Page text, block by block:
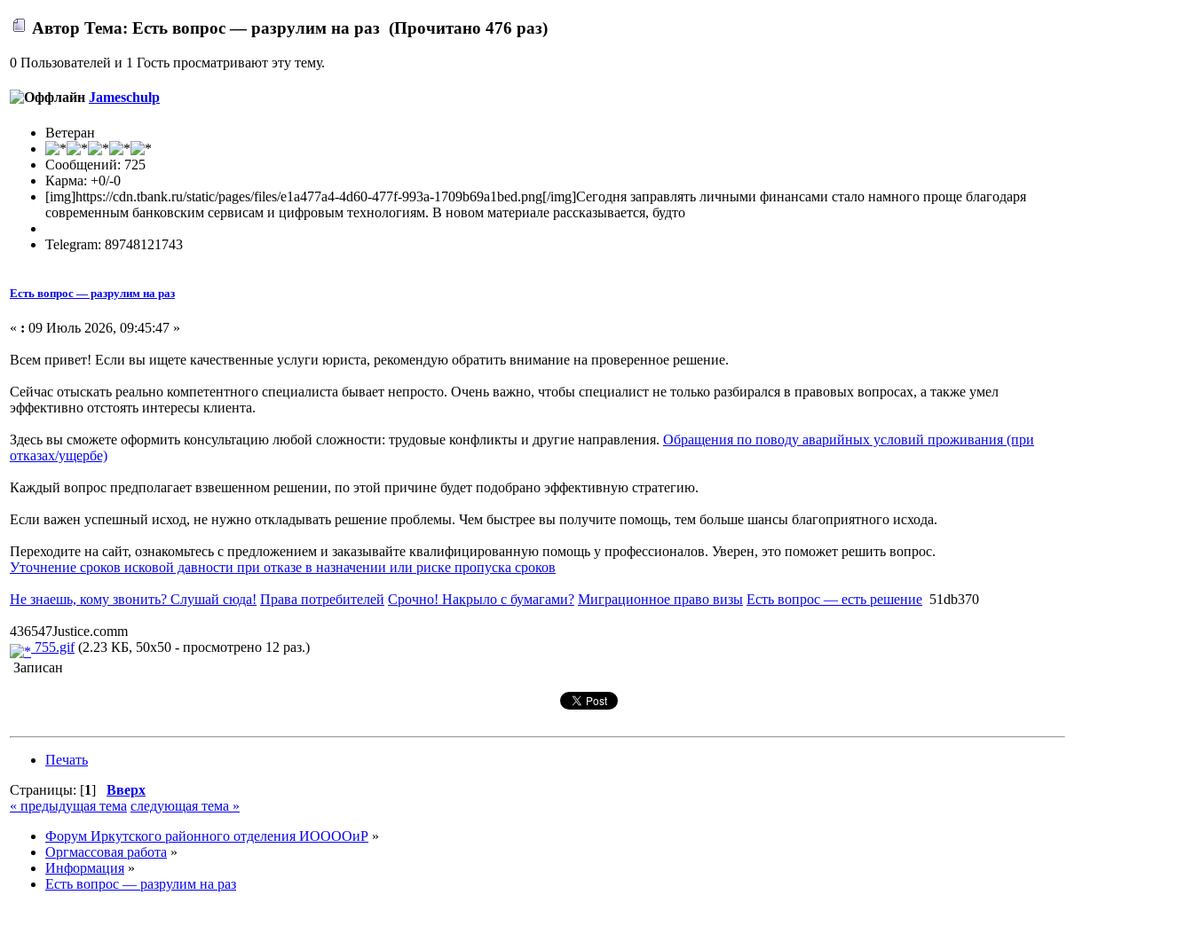
Автор Тема: Есть вопрос — разрулим на раз (Прочитано 476 раз)
0 Пользователей и 1 Гость просматривают эту тему.
Jameschulp
Ветеран
Сообщений: 725
Карма: +0/-0
[img]https://cdn.tbank.ru/static/pages/files/e1a477a4-4d60-477f-993a-1709b69a1bed.png[/img]Сегодня заправлять личными финансами стало намного проще благодаря
современным банковским сервисам и цифровым технологиям. В новом материале рассказывается, будто
Telegram: 89748121743
Есть вопрос — разрулим на раз
« : 09 Июль 2026, 09:45:47 »
Всем привет! Если вы ищете качественные услуги юриста, рекомендую обратить внимание на проверенное решение.
Сейчас отыскать реально компетентного специалиста бывает непросто. Очень важно, чтобы специалист не только разбирался в правовых вопросах, а также умел
эффективно отстоять интересы клиента.
Здесь вы сможете оформить консультацию любой сложности: трудовые конфликты и другие направления. Обращения по поводу аварийных условий проживания (при
отказах/ущербе)
Каждый вопрос предполагает взвешенном решении, по этой причине будет подобрано эффективную стратегию.
Если важен успешный исход, не нужно откладывать решение проблемы. Чем быстрее вы получите помощь, тем больше шансы благоприятного исхода.
Переходите на сайт, ознакомьтесь с предложением и заказывайте квалифицированную помощь у профессионалов. Уверен, это поможет решить вопрос.
Уточнение сроков исковой давности при отказе в назначении или риске пропуска сроков
Не знаешь, кому звонить? Слушай сюда! Права потребителей Срочно! Накрыло с бумагами? Миграционное право визы Есть вопрос — есть решение 51db370
436547Justice.comm
755.gif(2.23 КБ, 50x50 - просмотрено 12 раз.)
Записан
Печать
Страницы: [1] Вверх
« предыдущая тема следующая тема »
Форум Иркутского районного отделения ИООООиР »
Оргмассовая работа »
Информация »
Есть вопрос — разрулим на раз